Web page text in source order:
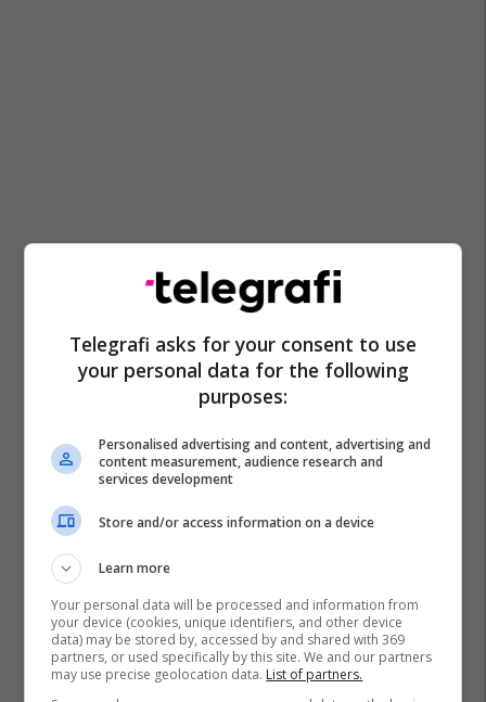
Telegrafi asks for your consent to use
your personal data for the following
purposes:
Personalised advertising and content, advertising and
content measurement, audience research and
services development
Store and/or access information on a device
Learn more
Your personal data will be processed and information from
your device (cookies, unique identifiers, and other device
data) may be stored by, accessed by and shared with 369
partners, or used specifically by this site. We and our partners
may use precise geolocation data. List of partners.